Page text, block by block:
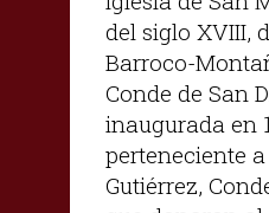
del siglo XVIII,
Barroco-
Conde de San
inaugurada en
perteneciente
Gutiérrez,